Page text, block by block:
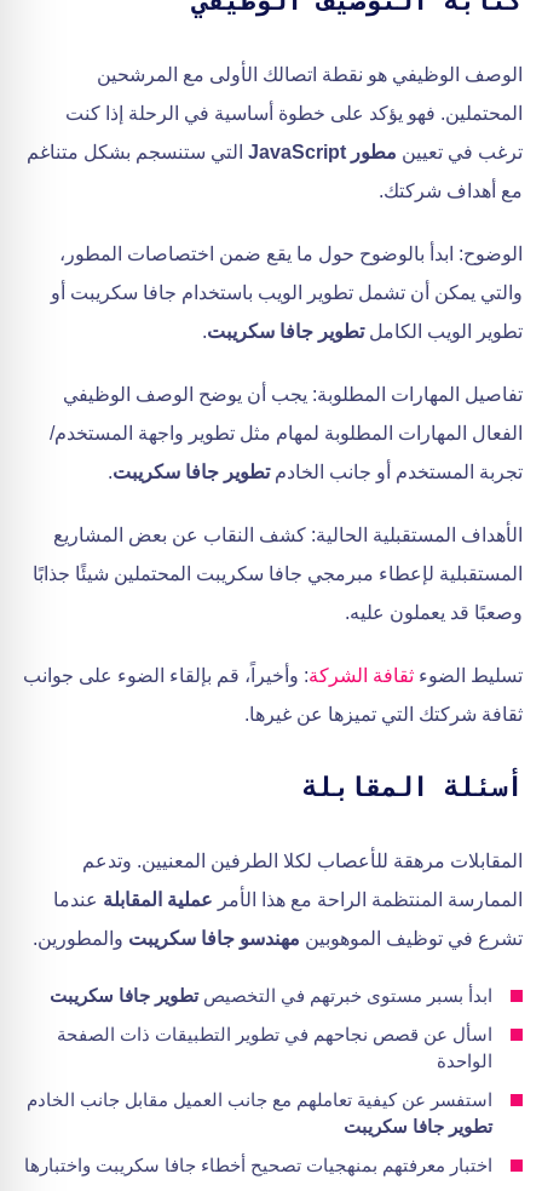
الوصف الوظيفي هو نقطة اتصالك الأولى مع المرشحين
المحتملين. فهو يؤكد على خطوة أساسية في الرحلة إذا كنت
ترغب في تعيين مطور JavaScript
التي ستنسجم بشكل متناغم
مع أهداف شركتك.
الوضوح: ابدأ بالوضوح حول ما يقع ضمن اختصاصات المطور،
والتي يمكن أن تشمل تطوير الويب باستخدام جافا سكريبت أو
تطوير الويب الكاملتطوير جافا سكريبت.
تفاصيل المهارات المطلوبة: يجب أن يوضح الوصف الوظيفي
الفعال المهارات المطلوبة لمهام مثل تطوير واجهة المستخدم/
تجربة المستخدم أو جانب الخادمتطوير جافا سكريبت.
الأهداف المستقبلية الحالية: كشف النقاب عن بعض المشاريع
المستقبلية لإعطاء مبرمجي جافا سكريبت المحتملين شيئًا جذابًا
وصعبًا قد يعملون عليه.
تسليط الضوء ثقافة الشركة: وأخيراً، قم بإلقاء الضوء على جوانب
ثقافة شركتك التي تميزها عن غيرها.
أسئلة المقابلة
المقابلات مرهقة للأعصاب لكلا الطرفين المعنيين. وتدعم
الممارسة المنتظمة الراحة مع هذا الأمر عملية المقابلة عندما
تشرع في توظيف الموهوبين مهندسو جافا سكريبت والمطورين.
ابدأ بسبر مستوى خبرتهم في التخصيصتطوير جافا سكريبت
اسأل عن قصص نجاحهم في تطوير التطبيقات ذات الصفحة
الواحدة
استفسر عن كيفية تعاملهم مع جانب العميل مقابل جانب الخادم
تطوير جافا سكريبت
اختبار معرفتهم بمنهجيات تصحيح أخطاء جافا سكريبت واختبارها